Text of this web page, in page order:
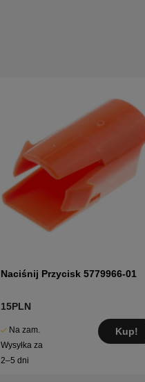
Naciśnij Przycisk 5779966-01
15PLN
Na zam.
Wysyłka za
2–5 dni
Kup!